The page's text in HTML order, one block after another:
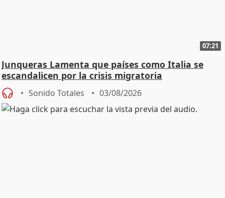
07:21
Junqueras Lamenta que países como Italia se
escandalicen por la crisis migratoria
Sonido Totales 03/08/2026